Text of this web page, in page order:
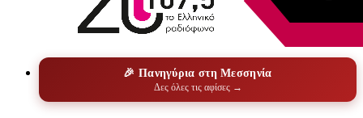
🎉 Πανηγύρια στη Μεσσηνία
Δες όλες τις αφίσες →